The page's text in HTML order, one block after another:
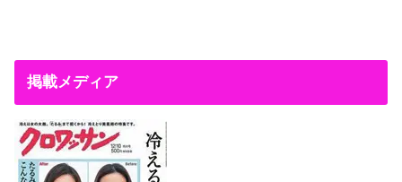
掲載メディア